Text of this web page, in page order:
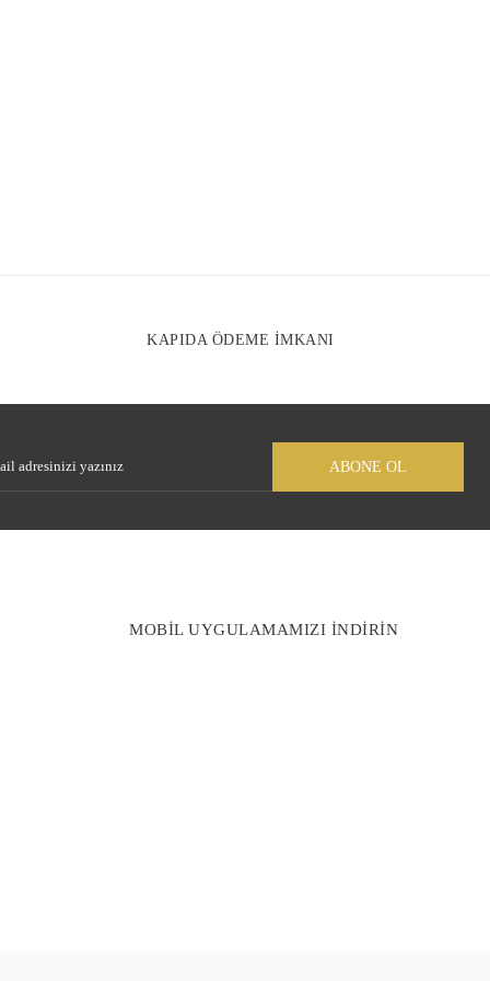
KAPIDA ÖDEME İMKANI
ABONE OL
MOBİL UYGULAMAMIZI İNDİRİN